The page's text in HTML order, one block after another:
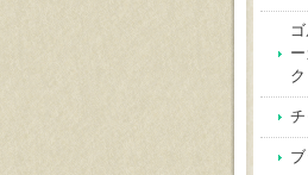
ク
チ